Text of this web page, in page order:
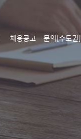
채용공고 문의[수도권]